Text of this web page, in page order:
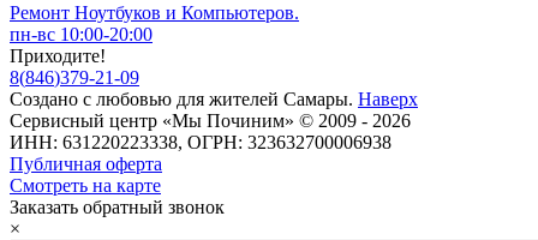
Ремонт Ноутбуков и Компьютеров.
пн-вс 10:00-20:00
Приходите!
8(846)379-21-09
Создано с любовью для жителей Самары. Наверх
Сервисный центр «Мы Починим» © 2009 - 2026
ИНН: 631220223338, ОГРН: 323632700006938
Публичная оферта
Смотреть на карте
Заказать обратный звонок
×